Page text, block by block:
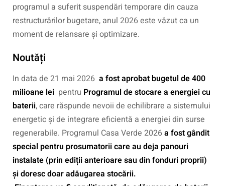
programul a suferit suspendări temporare din cauza
restructurărilor bugetare, anul 2026 este văzut ca un
moment de relansare și optimizare.
Noutăți
In data de 21 mai 2026 a fost aprobat bugetul de 400
milioane lei pentru Programul de stocare a energiei cu
baterii, care răspunde nevoii de echilibrare a sistemului
energetic și de integrare eficientă a energiei din surse
regenerabile. Programul Casa Verde 2026a fost gândit
special pentru prosumatorii careau deja panouri
instalate (prin ediții anterioare sau din fonduri proprii)
și doresc doar adăugarea stocării.